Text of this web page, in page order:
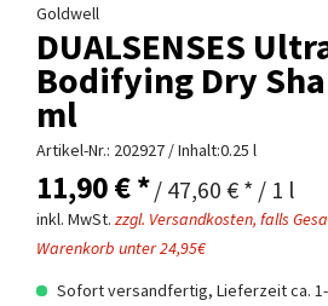
Goldwell
DUALSENSES
Bodifying Dry
ml
Artikel-Nr.: 202927 / Inhalt:0.25 l
11,90 € */ 47,60 € * / 1 l
inkl. MwSt. zzgl. Versandkosten, falls
Warenkorb unter 24,95€
Sofort versandfertig, Lieferzeit ca.